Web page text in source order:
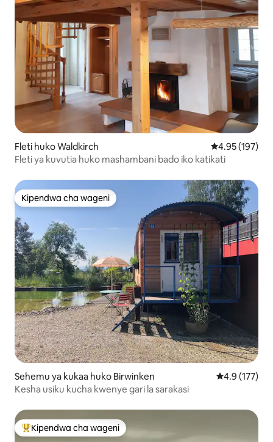
Fleti huko Waldkirch Ukadiriaji wa
4.95 (197)
Fleti ya kuvutia huko mashambani bado iko katikati
Kipendwa cha wageni
Kipendwa cha wageni
Sehemu ya kukaa huko Birwinken Ukadiriaji wa
4.9 (177)
Kesha usiku kucha kwenye gari la sarakasi
Kipendwa maarufu cha wageni
Kipendwa cha wageni